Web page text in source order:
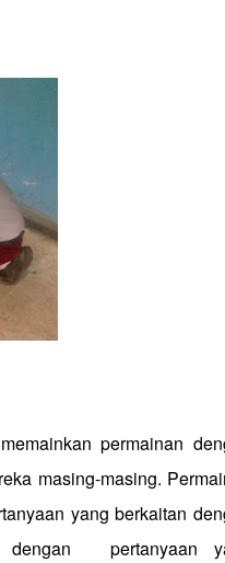
permainan
masing-masing.
yang berkaitan
dengan pertanyaan